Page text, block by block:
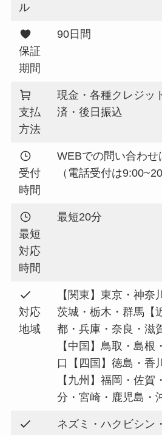
ル
保証
期間
90日間
支払
方法
現金・各種クレジッ
済・後日振込
受付
時間
WEBでの問い合わせ
（電話受付は
最短
対応
時間
最短20分
対応
地域
【関東】東京・神奈
茨城・栃木・群馬【
都・兵庫・奈良・滋
【中国】鳥取・島根
口【四国】徳島・香
【九州】福岡・佐賀
分・宮崎・鹿児島・
ネズミ・ハクビシン